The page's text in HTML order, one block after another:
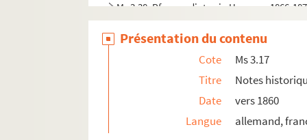
Ms 3.38. Pfarr predigten in Hagenau 1866-
Présentation du contenu
Cote
Ms 3.17
Titre
Notes
Date
vers 1860
Langue
allemand,